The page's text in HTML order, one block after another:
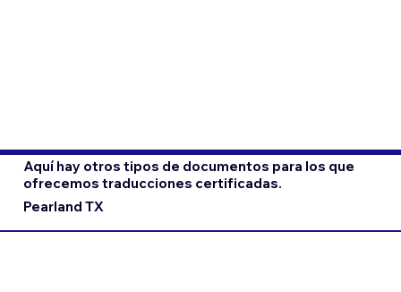
Aquí hay otros tipos de documentos para los que
ofrecemos traducciones certificadas.
Pearland TX